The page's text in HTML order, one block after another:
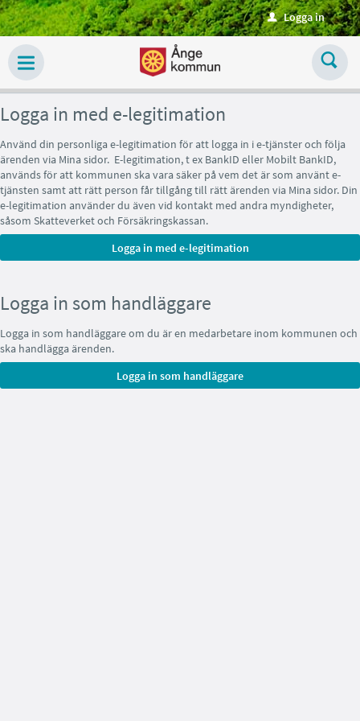
Välkommen
till
tjänster
-
Ånge
kommun
u Logga in
Logga in med e-legitimation
Använd din personliga e-legitimation för att logga in i e-tjänster och följa
ärenden via Mina sidor. E-legitimation, t ex BankID eller Mobilt BankID,
används för att kommunen ska vara säker på vem det är som använt e-
tjänsten samt att rätt person får tillgång till rätt ärenden via Mina sidor. Din
e-legitimation använder du även vid kontakt med andra myndigheter,
såsom Skatteverket och Försäkringskassan.
Logga in som handläggare
Logga in som handläggare om du är en medarbetare inom kommunen och
ska handlägga ärenden.